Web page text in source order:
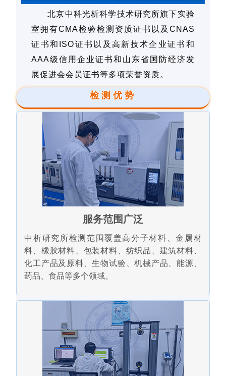
北京中科光析科学技术研究所旗下实验
室拥有CMA检验检测资质证书以及CNAS
证书和ISO证书以及高新技术企业证书和
AAA级信用企业证书和山东省国防经济发
展促进会会员证书等多项荣誉资质。
检测优势
服务范围广泛
中析研究所检测范围覆盖高分子材料、金属材
料、橡胶材料、包装材料、纺织品、建筑材料、
化工产品及原料、生物试验、机械产品、能源、
药品、食品等多个领域。